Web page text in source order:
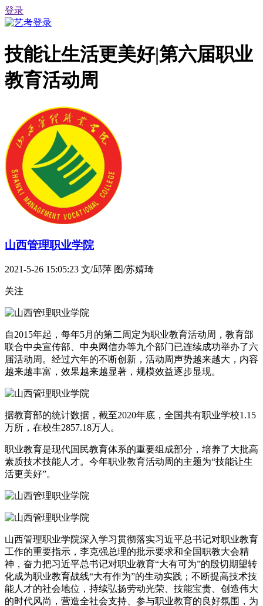
登录
技能让生活更美好|第六届职业
教育活动周
山西管理职业学院
2021-5-26 15:05:23 文/邱萍 图/苏婧琦
关注
自2015年起，每年5月的第二周定为职业教育活动周，教育部
联合中央宣传部、中央网信办等九个部门已连续成功举办了六
届活动周。经过六年的不断创新，活动周声势越来越大，内容
越来越丰富，效果越来越显著，规模效益逐步显现。
据教育部的统计数据，截至2020年底，全国共有职业学校1.15
万所，在校生2857.18万人。
职业教育是现代国民教育体系的重要组成部分，培养了大批高
素质技术技能人才。今年职业教育活动周的主题为“技能让生
活更美好”。
山西管理职业学院深入学习贯彻落实习近平总书记对职业教育
工作的重要指示，李克强总理的批示要求和全国职教大会精
神，奋力把习近平总书记对职业教育“大有可为”的殷切期望转
化成为职业教育战线“大有作为”的生动实践；不断提高技术技
能人才的社会地位，持续弘扬劳动光荣、技能宝贵、创造伟大
的时代风尚，营造全社会支持、参与职业教育的良好氛围，为